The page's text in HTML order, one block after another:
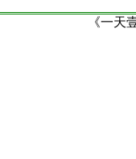
《一天